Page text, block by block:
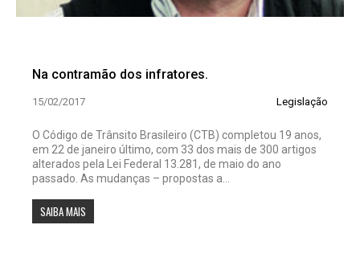
Na contramão dos infratores.
15/02/2017 Legislação
O Código de Trânsito Brasileiro (CTB) completou 19 anos,
em 22 de janeiro último, com 33 dos mais de 300 artigos
alterados pela Lei Federal 13.281, de maio do ano
passado. As mudanças – propostas a...
SAIBA MAIS